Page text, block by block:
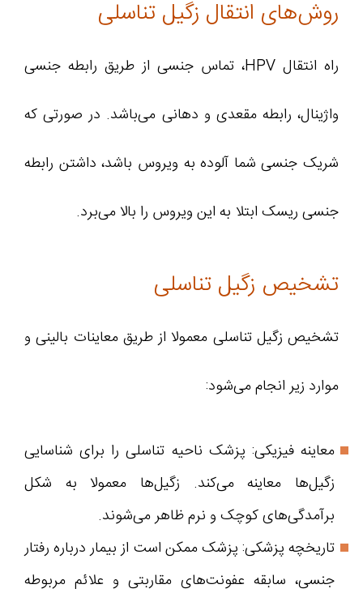
روش‌های انتقال زگیل تناسلی
راه انتقال HPV، تماس جنسی از طریق رابطه جنسی
واژینال، رابطه مقعدی و دهانی می‌باشد. در صورتی که
شریک جنسی شما آلوده به ویروس باشد، داشتن رابطه
جنسی ریسک ابتلا به این ویروس را بالا می‌برد.
تشخیص زگیل تناسلی
تشخیص زگیل تناسلی معمولا از طریق معاینات بالینی و
موارد زیر انجام می‌شود:
معاینه فیزیکی: پزشک ناحیه تناسلی را برای شناسایی
زگیل‌ها معاینه می‌کند. زگیل‌ها معمولا به شکل
برآمدگی‌های کوچک و نرم ظاهر می‌شوند.
تاریخچه پزشکی: پزشک ممکن است از بیمار درباره رفتار
جنسی، سابقه عفونت‌های مقاربتی و علائم مربوطه